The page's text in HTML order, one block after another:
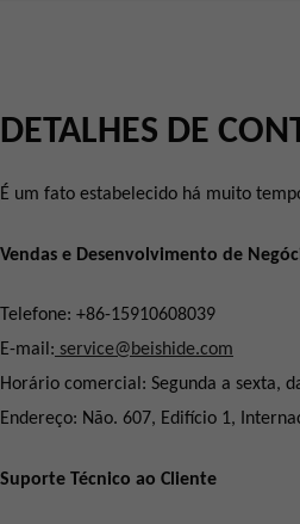
DETALHES DE
É um fato estabelecido há muito
Vendas e Desenvolvimento de
Telefone: +86-15910608039
E-mail: service@beishide.com
Horário comercial: Segunda a sexta,
Endereço: Não. 607, Edifício 1,
Suporte Técnico ao Cliente